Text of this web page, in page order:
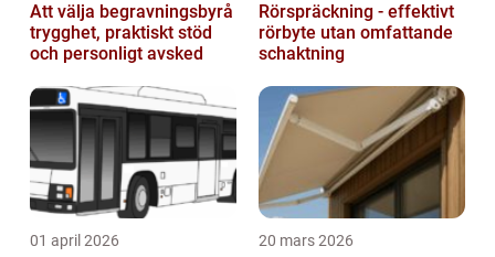
Att välja begravningsbyrå
trygghet, praktiskt stöd
och personligt avsked
Rörspräckning - effektivt
rörbyte utan omfattande
schaktning
01 april 2026 20 mars 2026